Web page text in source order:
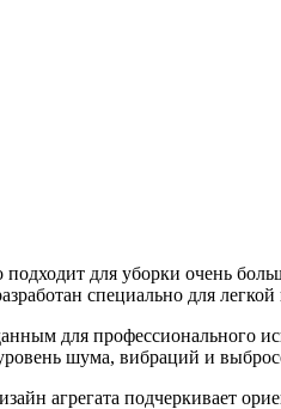
для уборки очень
специально для
для
шума, вибраций и
агрегата подчеркивает